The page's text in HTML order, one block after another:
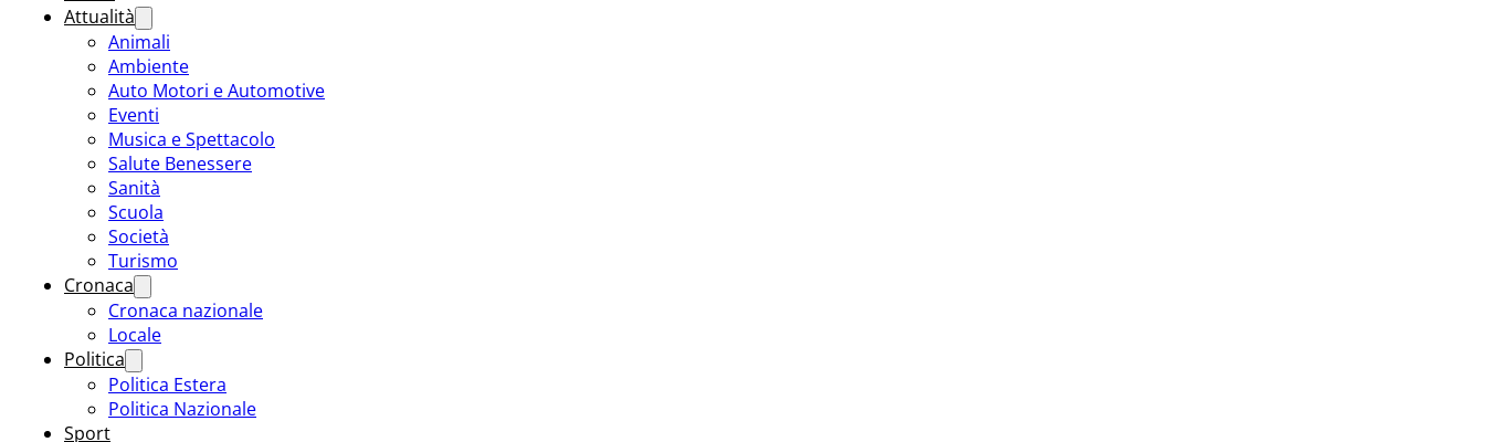
Attualità
Animali
Ambiente
Auto Motori e Automotive
Eventi
Musica e Spettacolo
Salute Benessere
Sanità
Scuola
Società
Turismo
Cronaca
Cronaca nazionale
Locale
Politica
Politica Estera
Politica Nazionale
Sport